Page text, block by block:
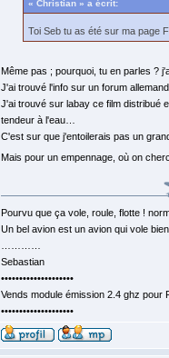
« Christian » a écrit:
Toi Seb tu as été sur ma page
Même pas ; pourquoi, tu en parles ?
J'ai trouvé l'info sur un forum
J'ai trouvé sur labay ce film distribué
tendeur à l'eau…
C'est sur que j'entoilerais pas un
Mais pour un empennage, où on
Pourvu que ça vole, roule, flotte !
Un bel avion est un avion qui vole
Sebastian
••••••••••••••••••••
Vends module émission 2.4 ghz
••••••••••••••••••••